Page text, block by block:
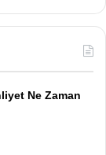
Ne Zaman